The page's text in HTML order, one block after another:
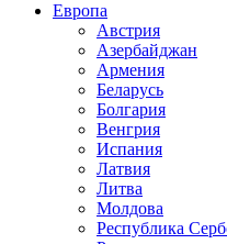
Европа
Австрия
Азербайджан
Армения
Беларусь
Болгария
Венгрия
Испания
Латвия
Литва
Молдова
Республика